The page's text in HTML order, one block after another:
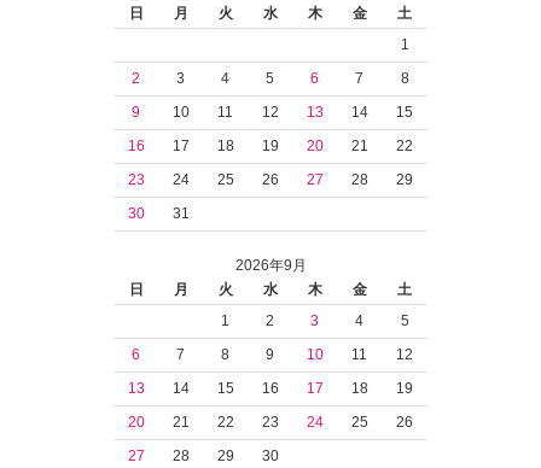
日
月 火 水 木 金
土
1
2
3 4 5 6 7
8
9
10 11 12 13 14
15
16
17 18 19 20 21
22
23
24 25 26 27 28
29
30
31
2026年9月
日
月 火 水 木 金
土
1
2 3 4
5
6
7 8 9 10 11
12
13
14 15 16 17 18
19
20
21 22 23 24 25
26
27
28 29 30